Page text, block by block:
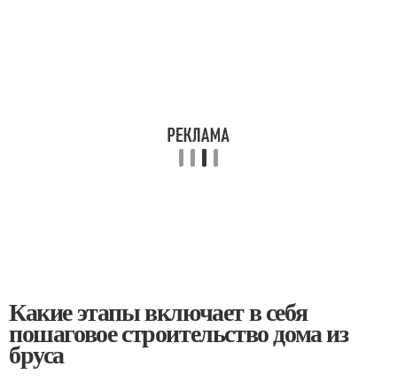
Какие этапы включает в себя
пошаговое строительство дома из
бруса